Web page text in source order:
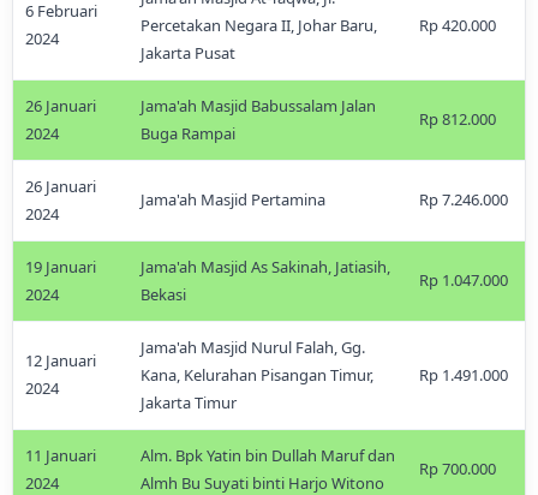
6 Februari
2024
Percetakan Negara II, Johar Baru,
Jakarta Pusat
Rp 420.000
26 Januari
2024
Jama'ah Masjid Babussalam Jalan
Buga Rampai
Rp 812.000
26 Januari
2024
Jama'ah Masjid Pertamina Rp 7.246.000
19 Januari
2024
Jama'ah Masjid As Sakinah, Jatiasih,
Bekasi
Rp 1.047.000
12 Januari
2024
Jama'ah Masjid Nurul Falah, Gg.
Kana, Kelurahan Pisangan Timur,
Jakarta Timur
Rp 1.491.000
11 Januari
2024
Alm. Bpk Yatin bin Dullah Maruf dan
Almh Bu Suyati binti Harjo Witono
Rp 700.000